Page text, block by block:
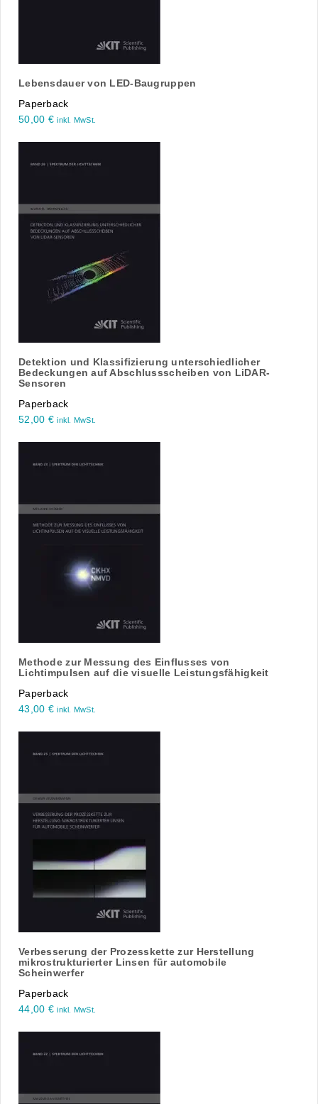
Lebensdauer von LED-Baugruppen
Paperback
50,00 € inkl. MwSt.
Detektion und Klassifizierung unterschiedlicher
Bedeckungen auf Abschlussscheiben von LiDAR-
Sensoren
Paperback
52,00 € inkl. MwSt.
Methode zur Messung des Einflusses von
Lichtimpulsen auf die visuelle Leistungsfähigkeit
Paperback
43,00 € inkl. MwSt.
Verbesserung der Prozesskette zur Herstellung
mikrostrukturierter Linsen für automobile
Scheinwerfer
Paperback
44,00 € inkl. MwSt.